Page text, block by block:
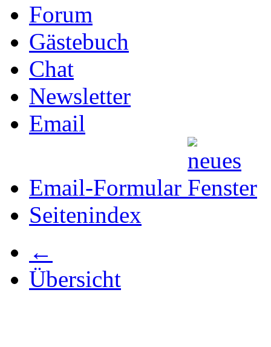
Forum
Gästebuch
Chat
Newsletter
Email
Email-Formular
Seitenindex
←
Übersicht